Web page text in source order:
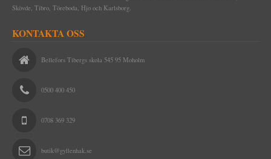
Skövde, Tibro, Töreboda, Hjo och Karlsborg.
KONTAKTA OSS
Bellefors Tibergs skola 545 95 Moholm
0500 400 450
0708 369 329
butik@gyllenhak.se